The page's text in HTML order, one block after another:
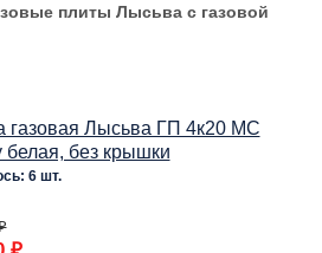
плиты Лысьва с газовой
газовая Лысьва ГП 4к20 МС
белая, без крышки
6 шт.